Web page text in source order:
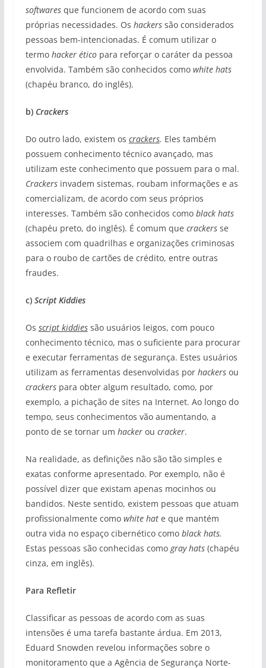
softwaresque funcionem de acordo com suas
próprias necessidades. Os hackerssão considerados
pessoas bem-intencionadas. É comum utilizar o
termo hacker éticopara reforçar o caráter da pessoa
envolvida. Também são conhecidos como white hats
(chapéu branco, do inglês).
b) Crackers
Do outro lado, existem os crackers. Eles também
possuem conhecimento técnico avançado, mas
utilizam este conhecimento que possuem para o mal.
Crackersinvadem sistemas, roubam informações e as
comercializam, de acordo com seus próprios
interesses. Também são conhecidos como black hats
(chapéu preto, do inglês). É comum que crackers se
associem com quadrilhas e organizações criminosas
para o roubo de cartões de crédito, entre outras
fraudes.
c) Script Kiddies
Os script kiddiessão usuários leigos, com pouco
conhecimento técnico, mas o suficiente para procurar
e executar ferramentas de segurança. Estes usuários
utilizam as ferramentas desenvolvidas por hackers ou
crackerspara obter algum resultado, como, por
exemplo, a pichação de sites na Internet. Ao longo do
tempo, seus conhecimentos vão aumentando, a
ponto de se tornar um hackerou cracker.
Na realidade, as definições não são tão simples e
exatas conforme apresentado. Por exemplo, não é
possível dizer que existam apenas mocinhos ou
bandidos. Neste sentido, existem pessoas que atuam
profissionalmente como white hate que mantém
outra vida no espaço cibernético como black hats.
Estas pessoas são conhecidas como gray hats (chapéu
cinza, em inglês).
Para Refletir
Classificar as pessoas de acordo com as suas
intensões é uma tarefa bastante árdua. Em 2013,
Eduard Snowden revelou informações sobre o
monitoramento que a Agência de Segurança Norte-